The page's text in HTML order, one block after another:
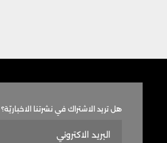
هل تريد الاشتراك في نشرتنا الاخباريّة؟